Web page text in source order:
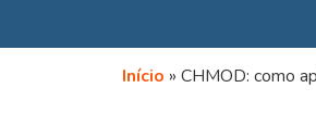
Início » CHMOD: como